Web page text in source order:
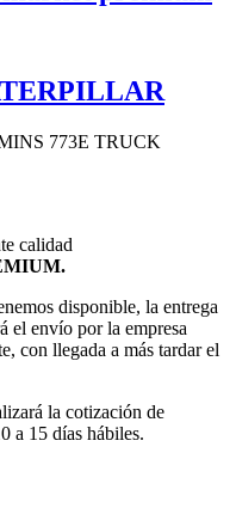
773E TRUCK
calidad
disponible, la entrega
el envío por la empresa
con llegada a más tardar el
la cotización de
a 15 días hábiles.